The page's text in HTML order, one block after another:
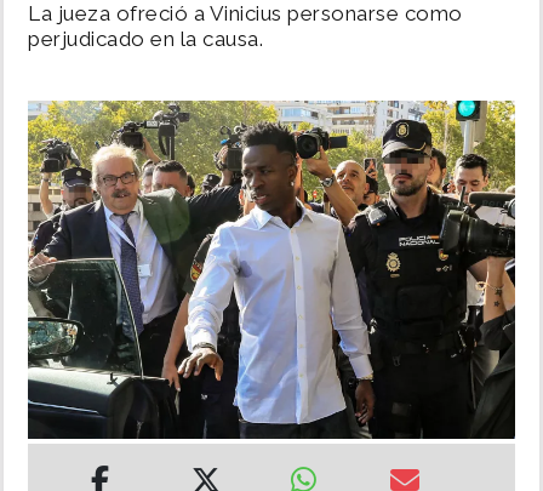
NACIONAL
SHOW
DEPORTES
MUNDO
INSÓLITAS
MULTIMEDIA
La jueza ofreció a Vinicius personarse como
perjudicado en la causa.